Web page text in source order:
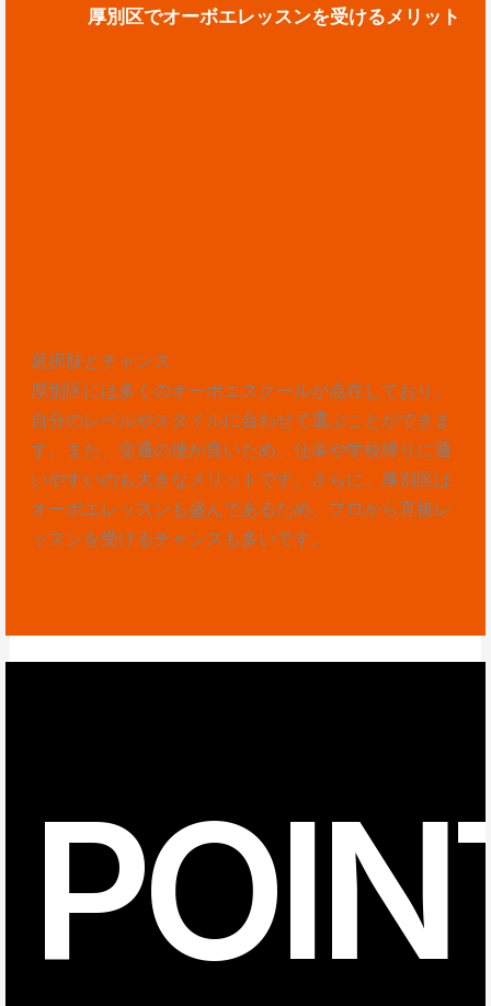
厚別区でオーボエレッスンを受けるメリット
選択肢とチャンス
厚別区には多くのオーボエスクールが点在しており、
自分のレベルやスタイルに合わせて選ぶことができま
す。また、交通の便が良いため、仕事や学校帰りに通
いやすいのも大きなメリットです。さらに、厚別区は
オーボエレッスンも盛んであるため、プロから直接レ
ッスンを受けるチャンスも多いです。